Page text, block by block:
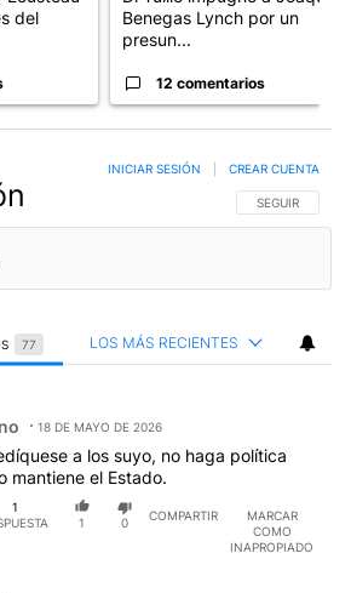
del
Benegas Lynch por un
presun...
12 comentarios
SIGA ESTA
SEGUIR
INICIAR SESIÓN CREAR CUENTA
77 LOS MÁS RECIENTES
Pezzano.
18 DE MAYO DE 2026
a los suyo, no haga política
mantiene el Estado.
1
1 0
COMPARTIR
MARCAR
COMO
INAPROPIADO